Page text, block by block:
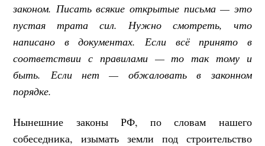
законом. Писать всякие открытые письма — это
пустая трата сил. Нужно смотреть, что
написано в документах. Если всё принято в
соответствии с правилами — то так тому и
быть. Если нет — обжаловать в законном
порядке.
Нынешние законы РФ, по словам нашего
собеседника, изымать земли под строительство